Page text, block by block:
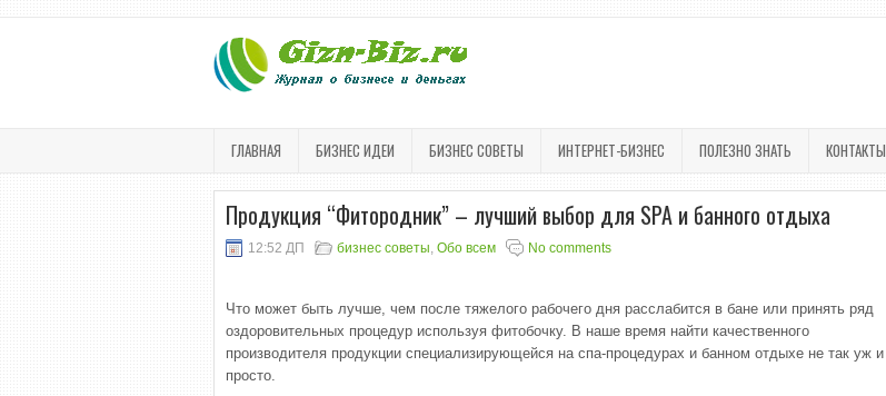
ГЛАВНАЯ БИЗНЕС ИДЕИ БИЗНЕС СОВЕТЫ ИНТЕРНЕТ-БИЗНЕС ПОЛЕЗНО ЗНАТЬ КОНТАКТЫ
Продукция “Фитородник” – лучший выбор для SPA и банного отдыха
12:52 ДП бизнес советы, Обо всем No comments
Что может быть лучше, чем после тяжелого рабочего дня расслабится в бане или принять ряд
оздоровительных процедур используя фитобочку. В наше время найти качественного
производителя продукции специализирующейся на спа-процедурах и банном отдыхе не так уж и
просто.